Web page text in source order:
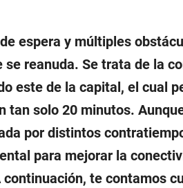
espera y múltiples
reanuda. Se trata de la
este de la capital, el cual
tan solo 20 minutos.
por distintos
para mejorar la
te contamos